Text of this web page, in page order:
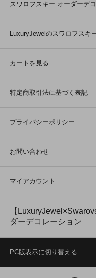
スワロフスキー オーダーデ
LuxuryJewelのスワロフスキ
カートを見る
特定商取引法に基づく表記
プライバシーポリシー
お問い合わせ
マイアカウント
【
ダーデコレーション
PC版表示に切り替える